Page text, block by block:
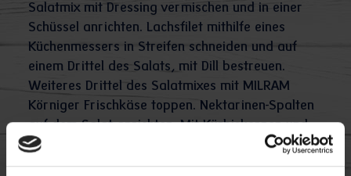
Salatmix mit Dressing vermischen und in einer
Schüssel anrichten. Lachsfilet mithilfe eines
Küchenmessers in Streifen schneiden und auf
einem Drittel des Salats, mit Dill bestreuen.
Weiteres Drittel des Salatmixes mit MILRAM
Körniger Frischkäse toppen. Nektarinen-Spalten
auf dem Salat anrichten. Mit Kürbiskernen und
frischem Basilikum bestreuen und schmecken
lassen.